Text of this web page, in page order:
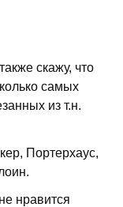
скажу, что
самых
из т.н.
Портерхаус,
нравится